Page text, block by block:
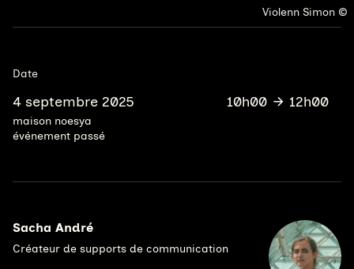
Droits réservés :
Violenn Simon
Date
4 septembre 2025 10h00 12h00
maison noesya
événement passé
Sacha André
Créateur de supports de communication